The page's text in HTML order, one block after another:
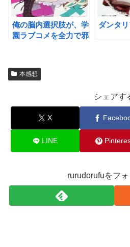
俺の脳内選択肢が、学
園ラブコメを全力で邪
ダンタ
本感想
シェアす
X
LINE
rurudorufuをフ